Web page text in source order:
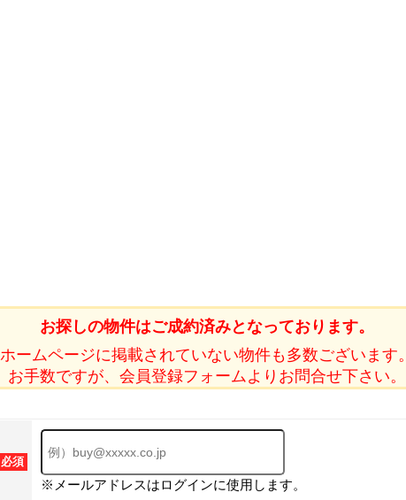
お探しの物件はご成約済みとなっております。
ホームページに掲載されていない物件も多数ございます。
お手数ですが、会員登録フォームよりお問合せ下さい。
必須
※メールアドレスはログインに使用します。